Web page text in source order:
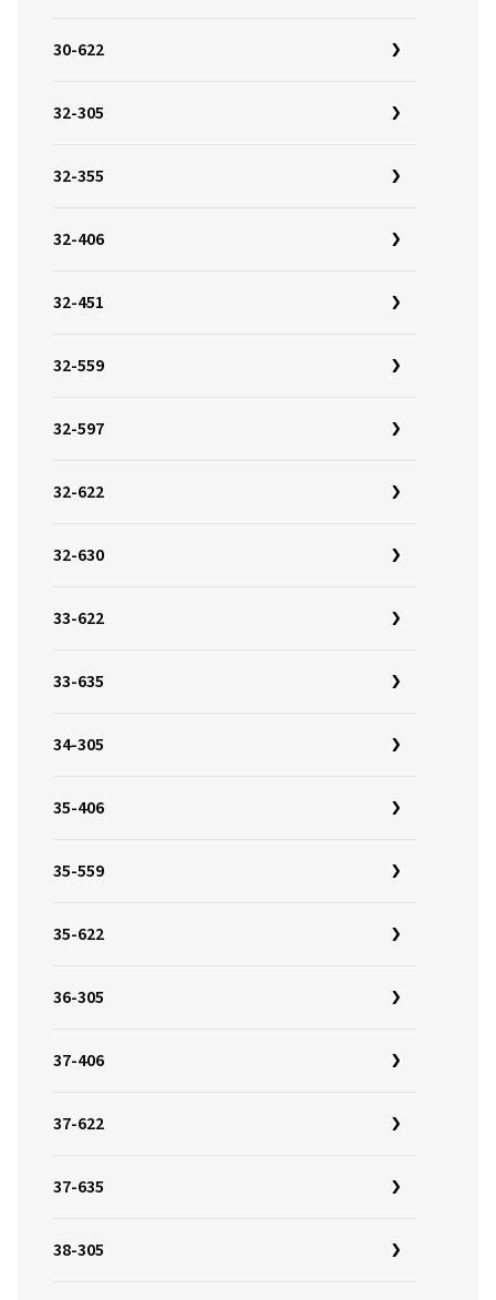
30-622
32-305
32-355
32-406
32-451
32-559
32-597
32-622
32-630
33-622
33-635
34-305
35-406
35-559
35-622
36-305
37-406
37-622
37-635
38-305